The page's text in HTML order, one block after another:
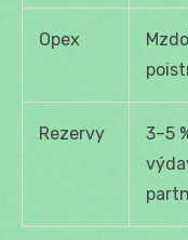
Opex
Rezervy
3–5